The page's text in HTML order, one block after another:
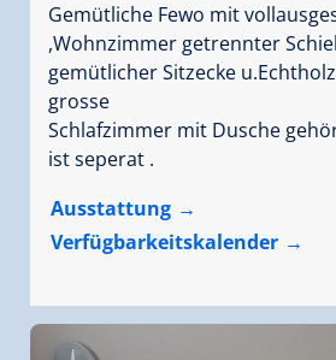
Gemütliche Fewo mit
,Wohnzimmer getrennter
gemütlicher Sitzecke
grosse
Schlafzimmer mit Dusche
ist seperat .
Ausstattung
Verfügbarkeitskalender